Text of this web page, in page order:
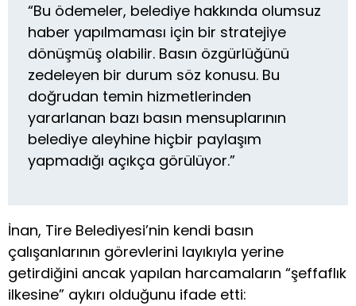
“Bu ödemeler, belediye hakkında olumsuz
haber yapılmaması için bir stratejiye
dönüşmüş olabilir. Basın özgürlüğünü
zedeleyen bir durum söz konusu. Bu
doğrudan temin hizmetlerinden
yararlanan bazı basın mensuplarının
belediye aleyhine hiçbir paylaşım
yapmadığı açıkça görülüyor.”
İnan, Tire Belediyesi’nin kendi basın
çalışanlarının görevlerini layıkıyla yerine
getirdiğini ancak yapılan harcamaların “şeffaflık
ilkesine” aykırı olduğunu ifade etti: